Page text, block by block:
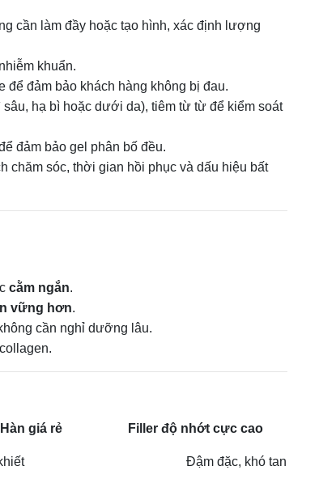
cần làm đầy hoặc tạo hình, xác định lượng
khuẩn.
để đảm bảo khách hàng không bị đau.
hạ bì hoặc dưới da), tiêm từ từ để kiểm soát
đảm bảo gel phân bố đều.
chăm sóc, thời gian hồi phục và dấu hiệu bất
cằm ngắn.
vững hơn.
cần nghỉ dưỡng lâu.
giá rẻ Filler độ nhớt cực cao
Đậm đặc, khó tan